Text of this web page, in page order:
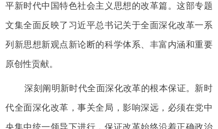
平新时代中国特色社会主义思想的改革篇。这部专题
文集全面反映了习近平总书记关于全面深化改革一系
列新思想新观点新论断的科学体系、丰富内涵和重要
原创性贡献。
深刻阐明新时代全面深化改革的根本保证。新时
代全面深化改革，事关全局，影响深远，必须在党中
央集中统一领导下进行，保证改革始终沿着正确政治